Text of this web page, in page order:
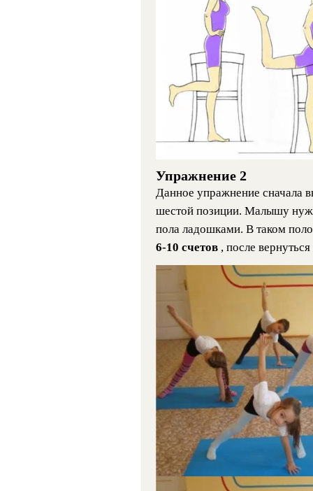
Упражнение 2
Данное упражнение сначала
шестой позиции. Малышу
пола ладошками. В таком
6-10 счетов , после